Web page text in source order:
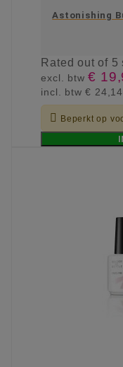
Astonishing
Ratedout of 5
excl. btw€
incl. btw€ 24,14
 Beperkt op